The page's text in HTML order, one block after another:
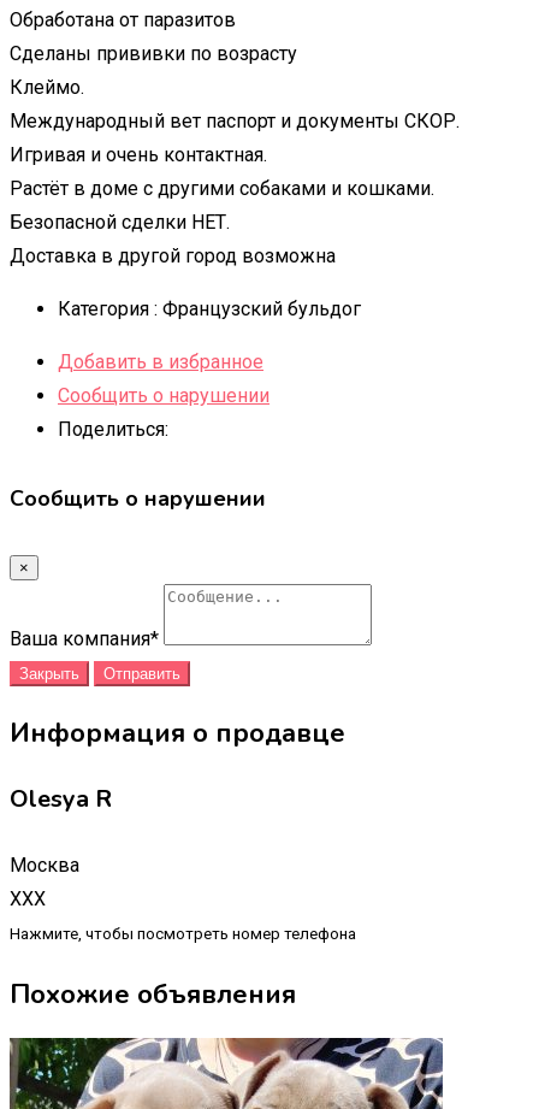
Обработана от паразитов
Сделаны прививки по возрасту
Клеймо.
Международный вет паспорт и документы СКОР.
Игривая и очень контактная.
Растёт в доме с другими собаками и кошками.
Безопасной сделки НЕТ.
Доставка в другой город возможна
Категория : Французский бульдог
Добавить в избранное
Сообщить о нарушении
Поделиться:
Сообщить о нарушении
×
Ваша компания*
Закрыть Отправить
Информация о продавце
Olesya R
Москва
XXX
Нажмите, чтобы посмотреть номер телефона
Похожие объявления